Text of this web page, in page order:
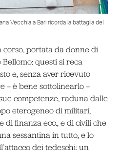
Vecchia a Bari ricorda la battaglia del
corso, portata da donne di
questi si reca
e, senza aver ricevuto
– è bene sottolinearlo –
competenze, raduna dalle
eterogeneo di militari,
di finanza ecc., e di civili che
sessantina in tutto, e lo
dei tedeschi: un